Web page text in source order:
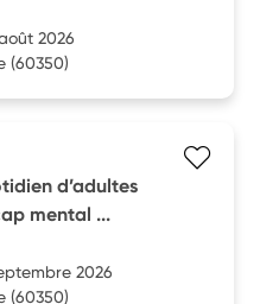
2026
(60350)
d’adultes
mental ...
2026
(60350)